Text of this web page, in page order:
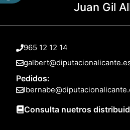
Juan Gil
965 12 12 14
Pedidos:
Consulta nuetros